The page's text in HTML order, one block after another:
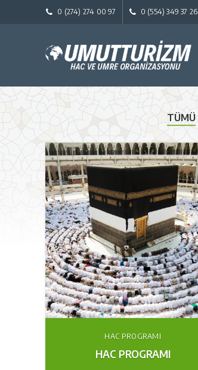
0 (274) 274 00 97 0 (554) 349 37 26
TÜMÜ
HAC PROGRAMI
HAC PROGRAMI